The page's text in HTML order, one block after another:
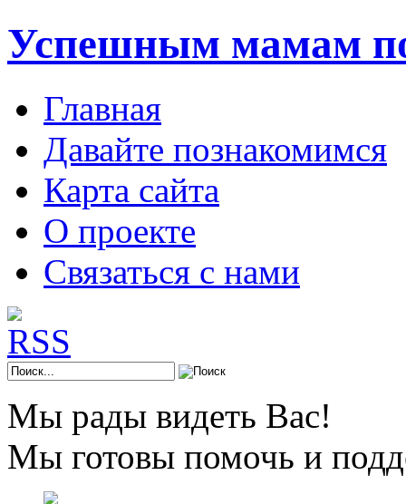
Успешным мамам
Главная
Давайте познакомимся
Карта сайта
О проекте
Связаться с нами
Мы рады видеть Вас!
Мы готовы помочь и